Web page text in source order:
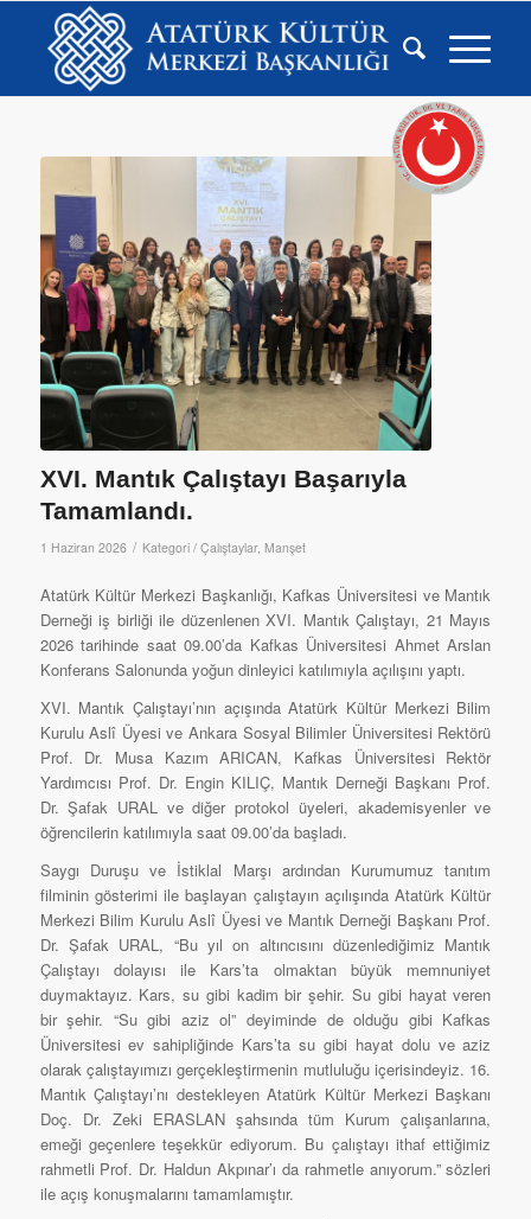
XVI. Mantık Çalıştayı Başarıyla
Tamamlandı.
1 Haziran 2026 / Kategori / Çalıştaylar, Manşet
Atatürk Kültür Merkezi Başkanlığı, Kafkas Üniversitesi ve Mantık
Derneği iş birliği ile düzenlenen XVI. Mantık Çalıştayı, 21 Mayıs
2026 tarihinde saat 09.00’da Kafkas Üniversitesi Ahmet Arslan
Konferans Salonunda yoğun dinleyici katılımıyla açılışını yaptı.
XVI. Mantık Çalıştayı’nın açışında Atatürk Kültür Merkezi Bilim
Kurulu Aslî Üyesi ve Ankara Sosyal Bilimler Üniversitesi Rektörü
Prof. Dr. Musa Kazım ARICAN, Kafkas Üniversitesi Rektör
Yardımcısı Prof. Dr. Engin KILIÇ, Mantık Derneği Başkanı Prof.
Dr. Şafak URAL ve diğer protokol üyeleri, akademisyenler ve
öğrencilerin katılımıyla saat 09.00’da başladı.
Saygı Duruşu ve İstiklal Marşı ardından Kurumumuz tanıtım
filminin gösterimi ile başlayan çalıştayın açılışında Atatürk Kültür
Merkezi Bilim Kurulu Aslî Üyesi ve Mantık Derneği Başkanı Prof.
Dr. Şafak URAL, “Bu yıl on altıncısını düzenlediğimiz Mantık
Çalıştayı dolayısı ile Kars’ta olmaktan büyük memnuniyet
duymaktayız. Kars, su gibi kadim bir şehir. Su gibi hayat veren
bir şehir. “Su gibi aziz ol” deyiminde de olduğu gibi Kafkas
Üniversitesi ev sahipliğinde Kars’ta su gibi hayat dolu ve aziz
olarak çalıştayımızı gerçekleştirmenin mutluluğu içerisindeyiz. 16.
Mantık Çalıştayı’nı destekleyen Atatürk Kültür Merkezi Başkanı
Doç. Dr. Zeki ERASLAN şahsında tüm Kurum çalışanlarına,
emeği geçenlere teşekkür ediyorum. Bu çalıştayı ithaf ettiğimiz
rahmetli Prof. Dr. Haldun Akpınar’ı da rahmetle anıyorum.” sözleri
ile açış konuşmalarını tamamlamıştır.